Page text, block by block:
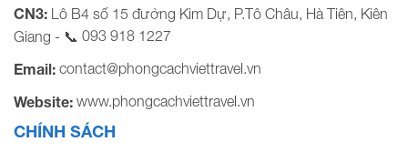
CN3: Lô B4 số 15 đường Kim Dự, P.Tô Châu, Hà Tiên, Kiên
Giang - 📞 093 918 1227
Email: contact@phongcachviettravel.vn
Website: www.phongcachviettravel.vn
CHÍNH SÁCH